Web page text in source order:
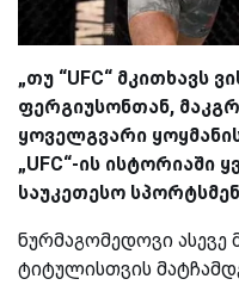
„თუ “UFC“ მკითხავს
ფერგიუსონთან,
ყოველგვარი
„UFC“-ის
საუკეთესო
ნურმაგომედოვი ასევე
ტიტულისთვის